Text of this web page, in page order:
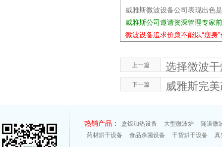
威雅斯微波设备公司表现出色
威雅斯公司邀请资深管理专家
微波设备追求价廉不能以“瘦身
上一篇 选择微波
下一篇 威雅斯完
热销产品： 盒饭加热设备 大型微波炉
隧道微
药材烘干设备
食品杀菌设备 干货烘干设备 真